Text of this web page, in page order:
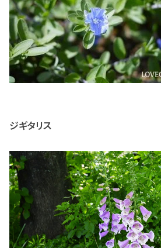
ジギタリス